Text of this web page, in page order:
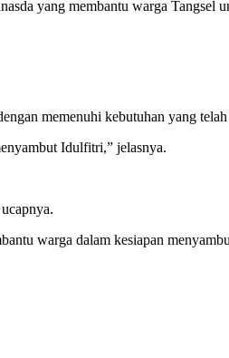
yang membantu warga Tangsel
memenuhi kebutuhan yang
Idulfitri,” jelasnya.
warga dalam kesiapan